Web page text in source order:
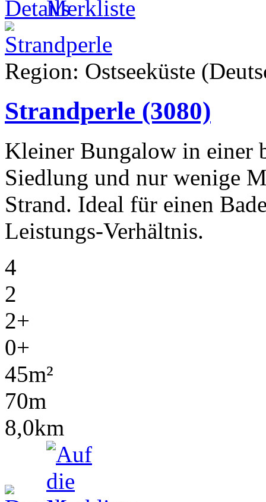
Region: Ostseeküste
Strandperle (3080)
Kleiner Bungalow in einer
Siedlung und nur wenige
Strand. Ideal für einen
Leistungs-Verhältnis.
4
2
2+
0+
45m²
70m
8,0km